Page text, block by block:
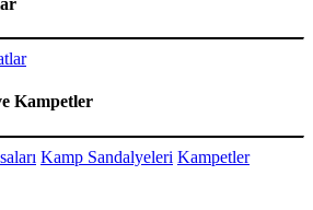
Kampetler
Kamp Sandalyeleri Kampetler